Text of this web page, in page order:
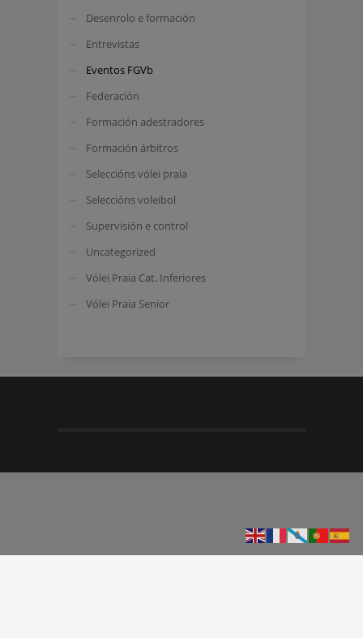
Desenrolo e formación
Entrevistas
Eventos FGVb
Federación
Formación adestradores
Formación árbitros
Seleccións vólei praia
Seleccións voleibol
Supervisión e control
Uncategorized
Vólei Praia Cat. Inferiores
Vólei Praia Senior